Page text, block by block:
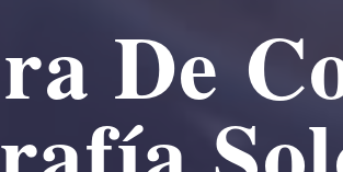
De